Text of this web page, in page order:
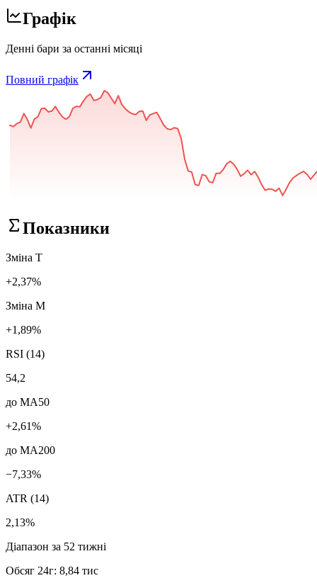
Графік
Денні бари за останні місяці
Повний графік
Показники
Зміна Т
+2,37%
Зміна М
+1,89%
RSI (14)
54,2
до MA50
+2,61%
до MA200
−7,33%
ATR (14)
2,13%
Діапазон за 52 тижні
Обсяг 24г: 8,84 тис